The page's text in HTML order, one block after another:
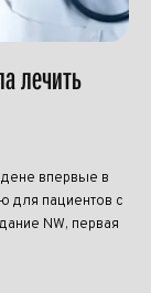
лечить
впервые в
для пациентов с
NW, первая